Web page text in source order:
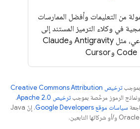
من التعليمات وأفضل الممارسات
في وكلاء الترميز المستند إلى
الذكاء الاصطناعي، مثل Antigravity وClaude
Code وCursor
ترخيص Creative Commons Attribution
الرموز مرخّصة بموجبترخيص Apache 2.0‏
.
سياسات موقع Google Developers‏
. إنّ Java